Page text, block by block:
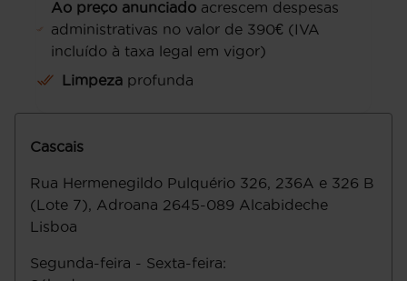
Ao preço anunciado acrescem despesas
administrativas no valor de 390€ (IVA
incluído à taxa legal em vigor)
Limpeza profunda
Cascais
Rua Hermenegildo Pulquério 326, 236A e 326 B
(Lote 7), Adroana 2645-089 Alcabideche
Lisboa
Segunda-feira - Sexta-feira: